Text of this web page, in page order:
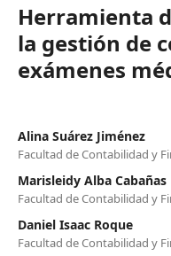
Herramienta
la gestión de
exámenes
Alina Suárez Jiménez
Facultad de Contabilidad y
Marisleidy Alba Cabañas
Facultad de Contabilidad y
Daniel Isaac Roque
Facultad de Contabilidad y